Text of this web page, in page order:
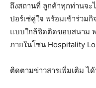
ถึงสถานที่ ลูกค้าทุกท่านจะ
ปอร์เช่คู่ใจ พร้อมเข้าร่วม
แบบใกล้ชิดติดขอบสนาม
ภายในโซน Hospitality
ติดตามข่าวสารเพิ่มเติม ไ